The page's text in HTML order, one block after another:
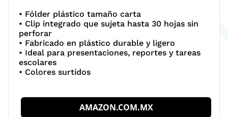
• Fólder plástico tamaño carta
• Clip integrado que sujeta hasta 30 hojas sin
perforar
• Fabricado en plástico durable y ligero
• Ideal para presentaciones, reportes y tareas
escolares
• Colores surtidos
AMAZON.COM.MX